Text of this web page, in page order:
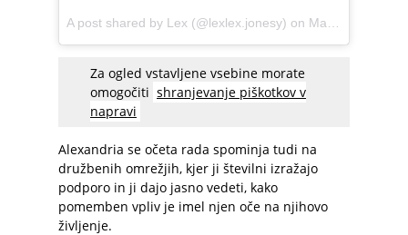
A post shared by Lex (@lexlex.jonesy) on Mar 10, 2017 at 8:29pm PST
Za ogled vstavljene vsebine morate
omogočiti shranjevanje piškotkov v
napravi
Alexandria se očeta rada spominja tudi na
družbenih omrežjih, kjer ji številni izražajo
podporo in ji dajo jasno vedeti, kako
pomemben vpliv je imel njen oče na njihovo
življenje.